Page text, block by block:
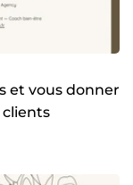
et vous donner
clients